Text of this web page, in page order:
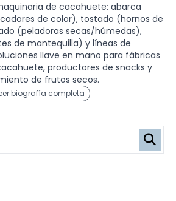
de cacahuete: abarca
de color), tostado (hornos de
(peladoras secas/húmedas),
de mantequilla) y líneas de
llave en mano para fábricas
productores de snacks y
de frutos secos.
biografía completa